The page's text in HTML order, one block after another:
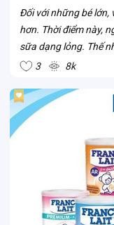
Đối với những bé lớn,
hơn. Thời điểm này,
sữa dạng lỏng. Thế
gì? Ba mẹ hãy cùng
3 8k